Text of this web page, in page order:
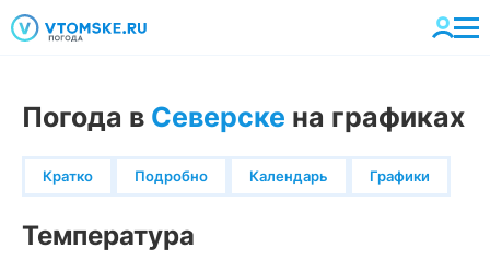
Погода в Северске на графиках
Кратко Подробно Календарь Графики
Температура